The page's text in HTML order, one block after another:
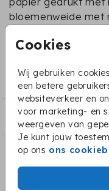
Cookies
Wij gebruiken
een betere
websiteverkeer en
voor marketing- en
weergeven van
Je kunt jouw
op ons ons
bloemenweide met
Duurzaam papier
Dit vind je